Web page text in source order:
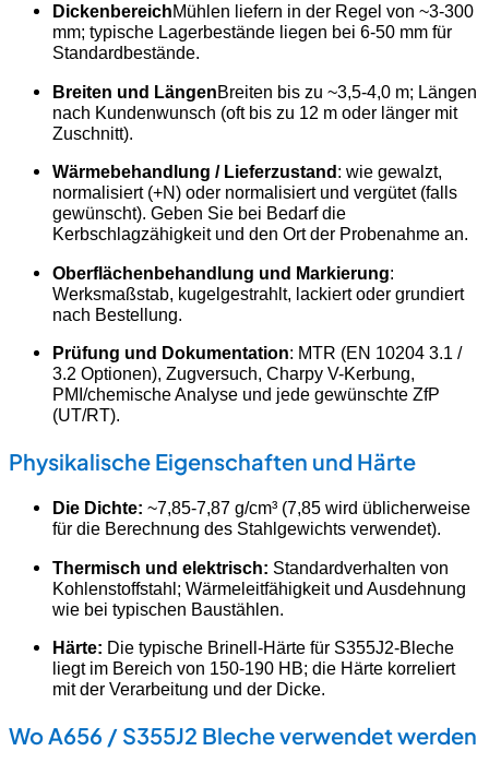
DickenbereichMühlen liefern in der Regel von ~3-300
mm; typische Lagerbestände liegen bei 6-50 mm für
Standardbestände.
Breiten und LängenBreiten bis zu ~3,5-4,0 m; Längen
nach Kundenwunsch (oft bis zu 12 m oder länger mit
Zuschnitt).
Wärmebehandlung / Lieferzustand: wie gewalzt,
normalisiert (+N) oder normalisiert und vergütet (falls
gewünscht). Geben Sie bei Bedarf die
Kerbschlagzähigkeit und den Ort der Probenahme an.
Oberflächenbehandlung und Markierung:
Werksmaßstab, kugelgestrahlt, lackiert oder grundiert
nach Bestellung.
Prüfung und Dokumentation: MTR (EN 10204 3.1 /
3.2 Optionen), Zugversuch, Charpy V-Kerbung,
PMI/chemische Analyse und jede gewünschte ZfP
(UT/RT).
Physikalische Eigenschaften und Härte
Die Dichte: ~7,85-7,87 g/cm³ (7,85 wird üblicherweise
für die Berechnung des Stahlgewichts verwendet).
Thermisch und elektrisch: Standardverhalten von
Kohlenstoffstahl; Wärmeleitfähigkeit und Ausdehnung
wie bei typischen Baustählen.
Härte: Die typische Brinell-Härte für S355J2-Bleche
liegt im Bereich von 150-190 HB; die Härte korreliert
mit der Verarbeitung und der Dicke.
Wo A656 / S355J2 Bleche verwendet werden